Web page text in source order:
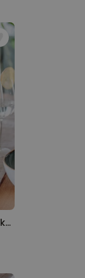
Ice Cooler - creatieve flessenkoeler